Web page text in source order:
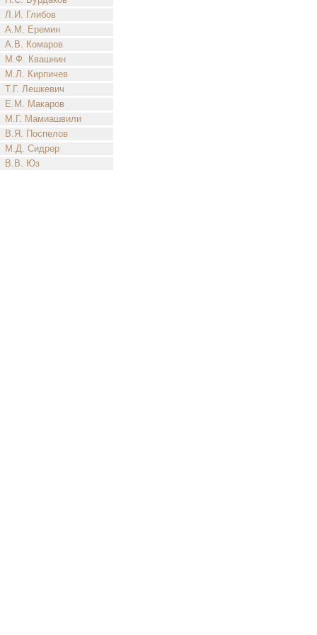
Л.И. Глибов
А.М. Еремин
А.В. Комаров
М.Ф. Квашнин
М.Л. Кирпичев
Т.Г. Лешкевич
Е.М. Макаров
М.Г. Мамиашвили
В.Я. Поспелов
М.Д. Сидрер
В.В. Юз